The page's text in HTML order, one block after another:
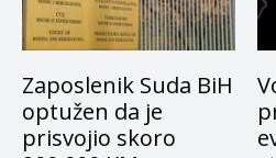
Zaposlenik Suda BiH
optužen da je
prisvojio skoro